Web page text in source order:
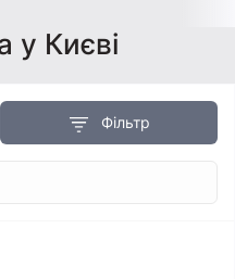
у Києві
Фільтр